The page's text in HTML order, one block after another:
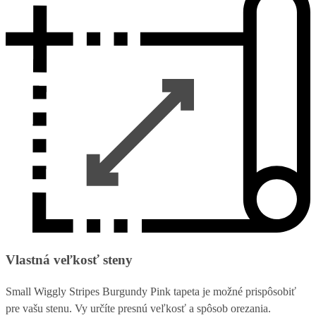
Vlastná veľkosť steny
Small Wiggly Stripes Burgundy Pink tapeta je možné prispôsobiť
pre vašu stenu. Vy určíte presnú veľkosť a spôsob orezania.